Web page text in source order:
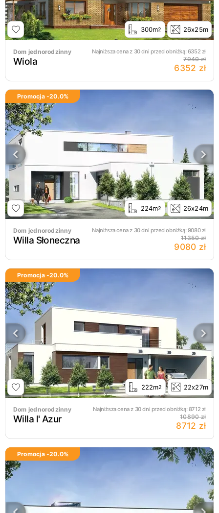
300m2 26x25m
Dom jednorodzinny Najniższa cena z 30 dni przed obniżką:6352 zł
Wiola 7940 zł
6352 zł
Promocja -20.0%
224m2 26x24m
Dom jednorodzinny Najniższa cena z 30 dni przed obniżką:9080zł
Willa Słoneczna 11350 zł
9080 zł
Promocja -20.0%
222m2 22x27m
Dom jednorodzinny Najniższa cena z 30 dni przed obniżką:8712 zł
Willa l' Azur 10890 zł
8712 zł
Promocja -20.0%